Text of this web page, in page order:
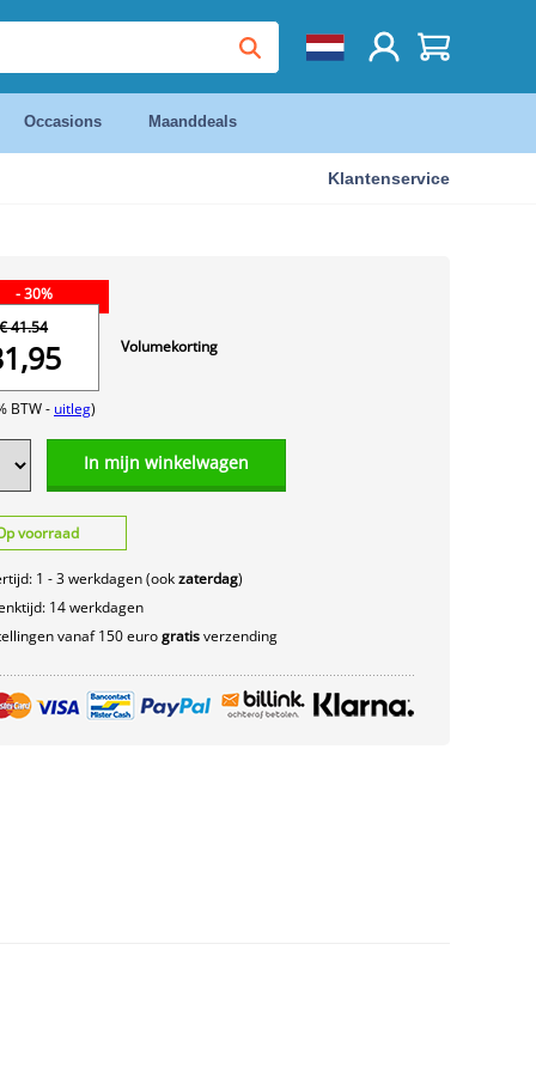
Occasions Maanddeals
Klantenservice
- 30%
€ 41.54
BTW - uitleg)
Volumekorting
In mijn winkelwagen
voorraad
1 - 3 werkdagen (ookzaterdag)
14 werkdagen
vanaf 150 eurogratisverzending